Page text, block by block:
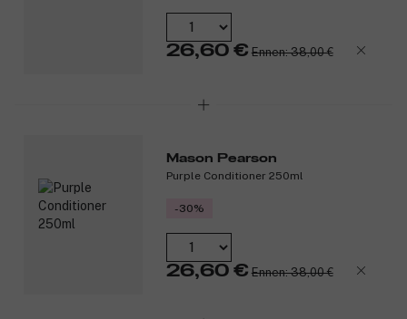
26,60 € Ennen: 38,00 €
Mason Pearson
Purple Conditioner 250ml
-30%
26,60 € Ennen: 38,00 €